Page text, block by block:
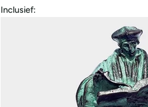
Inclusief: